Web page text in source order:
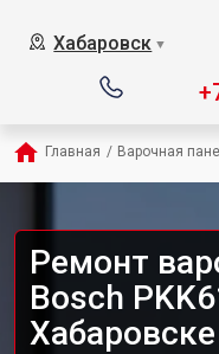
Хабаровск ▼
Главная / Варочная
Ремонт
Bosch
Хабаровске